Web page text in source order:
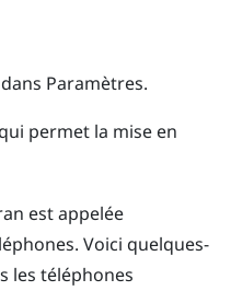
Paramètres.
permet la mise en
est appelée
Voici quelques-
les téléphones